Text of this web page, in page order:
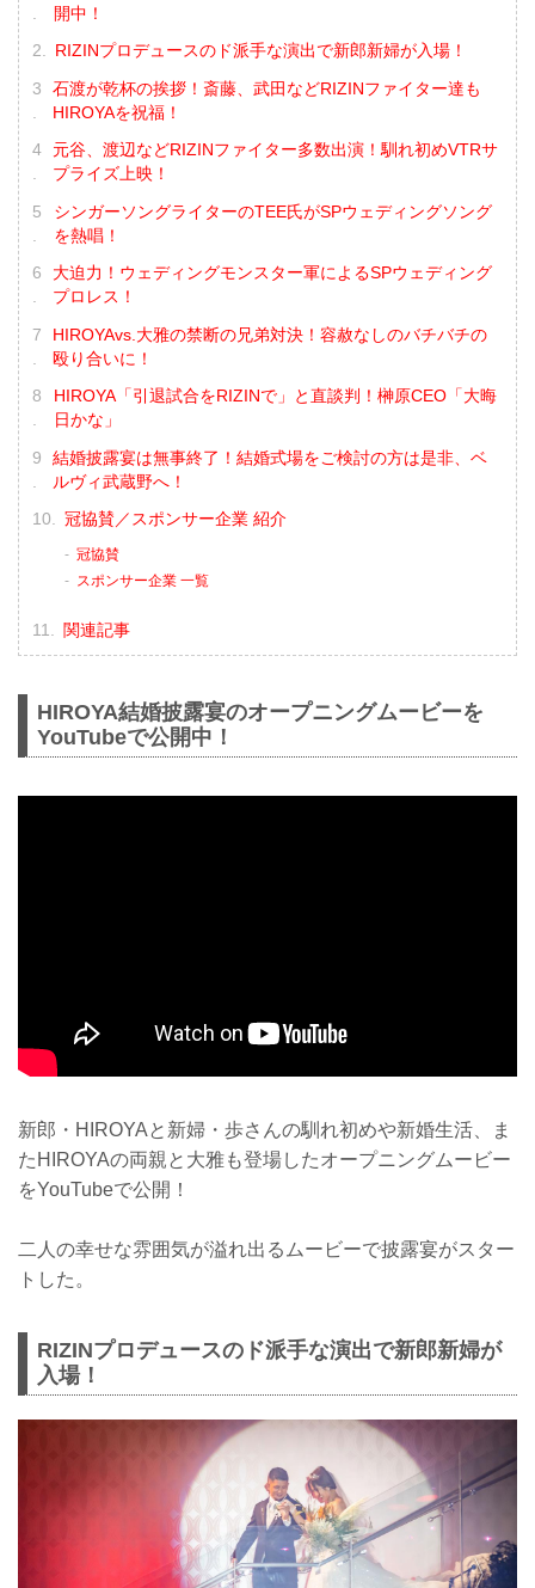
開中！
RIZINプロデュースのド派手な演出で新郎新婦が入場！
石渡が乾杯の挨拶！斎藤、武田などRIZINファイター達も
HIROYAを祝福！
元谷、渡辺などRIZINファイター多数出演！馴れ初めVTRサ
プライズ上映！
シンガーソングライターのTEE氏がSPウェディングソング
を熱唱！
大迫力！ウェディングモンスター軍によるSPウェディング
プロレス！
HIROYAvs.大雅の禁断の兄弟対決！容赦なしのバチバチの
殴り合いに！
HIROYA「引退試合をRIZINで」と直談判！榊原CEO「大晦
日かな」
結婚披露宴は無事終了！結婚式場をご検討の方は是非、ベ
ルヴィ武蔵野へ！
冠協賛／スポンサー企業 紹介
冠協賛
スポンサー企業 一覧
関連記事
HIROYA結婚披露宴のオープニングムービーを
YouTubeで公開中！
新郎・HIROYAと新婦・歩さんの馴れ初めや新婚生活、ま
たHIROYAの両親と大雅も登場したオープニングムービー
をYouTubeで公開！
二人の幸せな雰囲気が溢れ出るムービーで披露宴がスター
トした。
RIZINプロデュースのド派手な演出で新郎新婦が
入場！